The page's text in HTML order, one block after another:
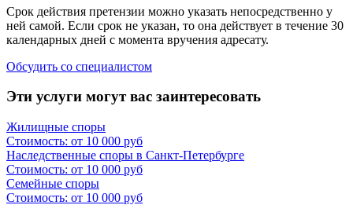
Срок действия претензии можно указать непосредственно у
ней самой. Если срок не указан, то она действует в течение 30
календарных дней с момента вручения адресату.
Обсудить со специалистом
Эти услуги могут вас заинтересовать
Жилищные споры
Стоимость: от 10 000 руб
Наследственные споры в Санкт-Петербурге
Стоимость: от 10 000 руб
Семейные споры
Стоимость: от 10 000 руб